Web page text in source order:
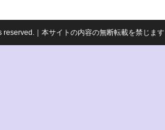
｜本サイトの内容の無断転載を禁じます